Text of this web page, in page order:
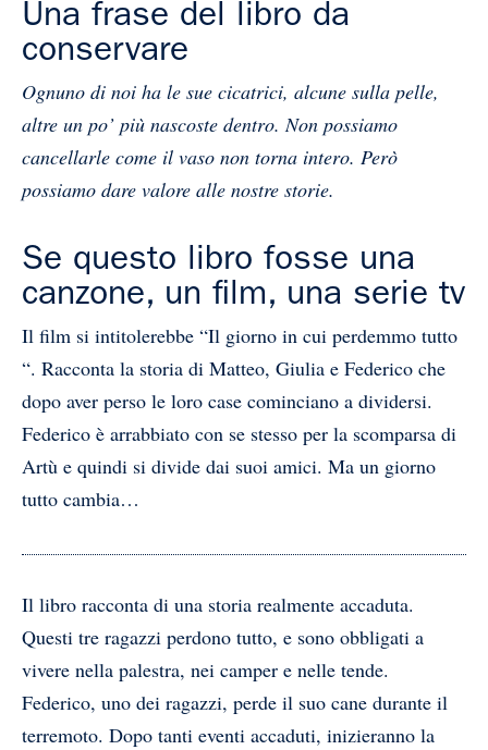
Una frase del libro da
conservare
Ognuno di noi ha le sue cicatrici, alcune sulla pelle,
altre un po’ più nascoste dentro. Non possiamo
cancellarle come il vaso non torna intero. Però
possiamo dare valore alle nostre storie.
Se questo libro fosse una
canzone, un film, una serie tv
Il film si intitolerebbe “Il giorno in cui perdemmo tutto
“. Racconta la storia di Matteo, Giulia e Federico che
dopo aver perso le loro case cominciano a dividersi.
Federico è arrabbiato con se stesso per la scomparsa di
Artù e quindi si divide dai suoi amici. Ma un giorno
tutto cambia…
Il libro racconta di una storia realmente accaduta.
Questi tre ragazzi perdono tutto, e sono obbligati a
vivere nella palestra, nei camper e nelle tende.
Federico, uno dei ragazzi, perde il suo cane durante il
terremoto. Dopo tanti eventi accaduti, inizieranno la